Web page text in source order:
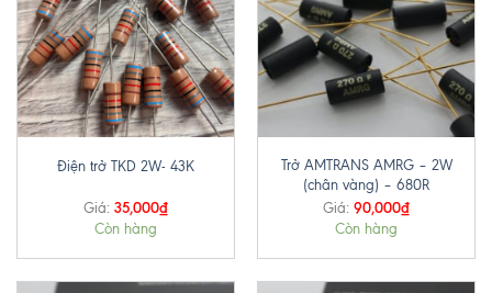
Điện trở TKD 2W- 43K
Giá: 35,000₫
Còn hàng
Trở AMTRANS AMRG – 2W
(chân vàng) – 680R
Giá: 90,000₫
Còn hàng